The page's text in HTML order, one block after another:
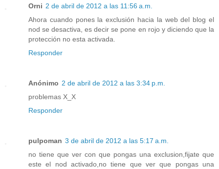
Orni 2 de abril de 2012 a las 11:56 a.m.
Ahora cuando pones la exclusión hacia la web del blog el
nod se desactiva, es decir se pone en rojo y diciendo que la
protección no esta activada.
Responder
Anónimo 2 de abril de 2012 a las 3:34 p.m.
problemas X_X
Responder
pulpoman 3 de abril de 2012 a las 5:17 a.m.
no tiene que ver con que pongas una exclusion,fijate que
este el nod activado,no tiene que ver que pongas una